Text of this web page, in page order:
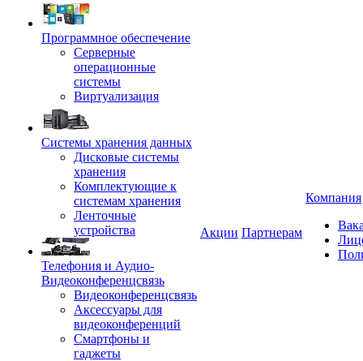
Программное обеспечение
Серверные
операционные
системы
Виртуализация
Системы хранения данных
Дисковые системы
хранения
Комплектующие к
системам хранения
Ленточные
устройства
Телефония и Аудио-
Видеоконференцсвязь
Видеоконференцсвязь
Аксессуары для
видеоконференций
Смартфоны и
гаджеты
Акции Партнерам
Компания